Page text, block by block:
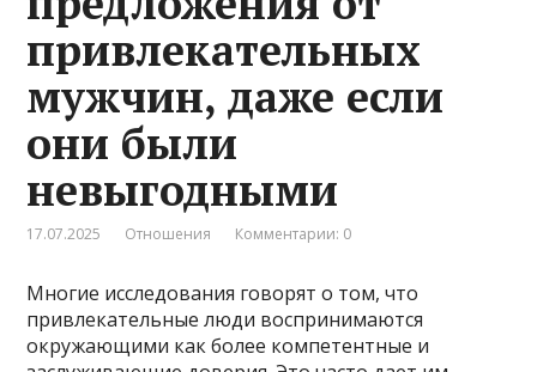
привлекательных
мужчин, даже если
они были
невыгодными
17.07.2025 Отношения Комментарии: 0
Многие исследования говорят о том, что
привлекательные люди воспринимаются
окружающими как более компетентные и